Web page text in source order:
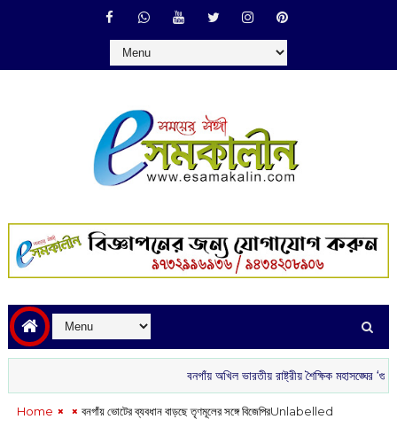
বনগাঁয় অখিল ভারতীয় রাষ্ট্রীয় শৈক্ষিক মহাসঙ্ঘের ‘গুরু বন্দন’
Home Unlabelled
বনগাঁয় ভোটের ব্যবধান বাড়ছে তৃণমূলের সঙ্গে বিজেপির